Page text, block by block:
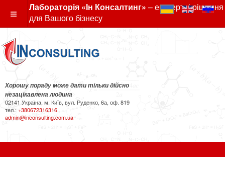
Лабораторія «Ін Консалтинг» – експертні рішення
для Вашого бізнесу
Хорошу пораду може дати тільки дійсно
незацікавлена людина
02141 Україна, м. Київ, вул. Руденко, 6а, оф. 819
тел.: +380672316316
admin@inconsulting.com.ua